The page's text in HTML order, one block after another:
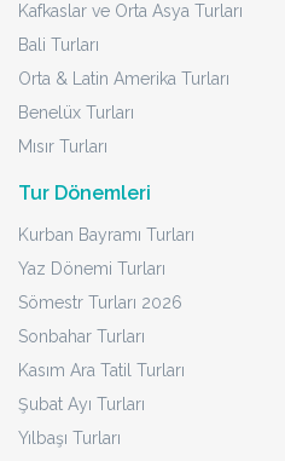
Kafkaslar ve Orta Asya Turları
Bali Turları
Orta & Latin Amerika Turları
Benelüx Turları
Mısır Turları
Tur Dönemleri
Kurban Bayramı Turları
Yaz Dönemi Turları
Sömestr Turları 2026
Sonbahar Turları
Kasım Ara Tatil Turları
Şubat Ayı Turları
Yılbaşı Turları